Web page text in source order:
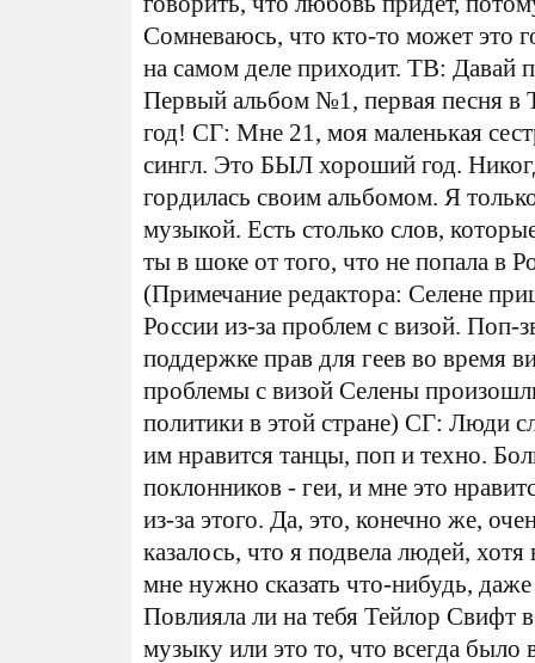
Сомневаюсь, что кто-то может это
на самом деле приходит. ТВ: Давай
Первый альбом №1, первая песня в
год! СГ: Мне 21, моя маленькая
сингл. Это БЫЛ хороший год.
гордилась своим альбомом. Я
музыкой. Есть столько слов,
ты в шоке от того, что не попала в
(Примечание редактора: Селене
России из-за проблем с визой. Поп-
поддержке прав для геев во время
проблемы с визой Селены
политики в этой стране) СГ: Люди
им нравится танцы, поп и техно.
поклонников - геи, и мне это
из-за этого. Да, это, конечно же,
казалось, что я подвела людей,
мне нужно сказать что-нибудь,
Повлияла ли на тебя Тейлор Свифт
музыку или это то, что всегда